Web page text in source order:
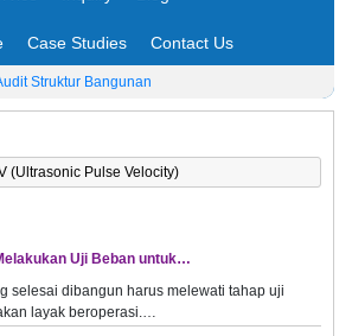
Case Studies Contact Us
Struktur Bangunan
(Ultrasonic Pulse Velocity)
Uji Beban untuk…
selesai dibangun harus melewati tahap uji
layak beroperasi.…